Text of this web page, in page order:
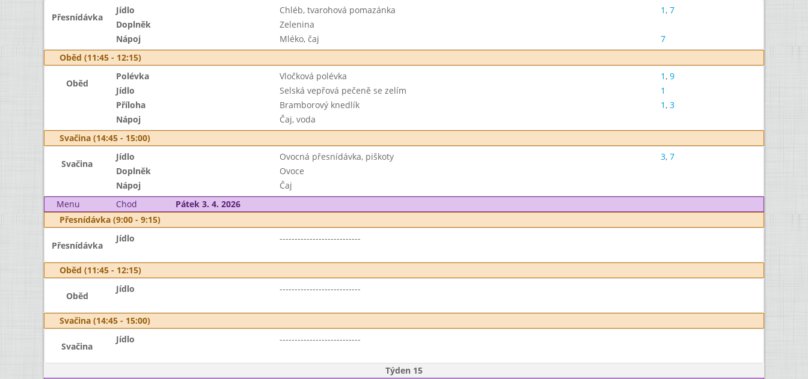
Přesnídávka
Jídlo Chléb, tvarohová pomazánka 1, 7
Doplněk
Zelenina
Nápoj
Mléko, čaj
7
Oběd (11:45 - 12:15)
Oběd
Polévka Vločková polévka 1, 9
Jídlo
Selská vepřová pečeně se zelím
1
Příloha
Bramborový knedlík 1, 3
Nápoj
Čaj, voda
Svačina (14:45 - 15:00)
Svačina
Jídlo Ovocná přesnídávka, piškoty 3, 7
Doplněk
Ovoce
Nápoj
Čaj
Menu
Chod
Pátek 3. 4. 2026
Přesnídávka (9:00 - 9:15)
Přesnídávka
Jídlo ---------------------------
Oběd (11:45 - 12:15)
Oběd
Jídlo ---------------------------
Svačina (14:45 - 15:00)
Svačina
Jídlo ---------------------------
Týden 15